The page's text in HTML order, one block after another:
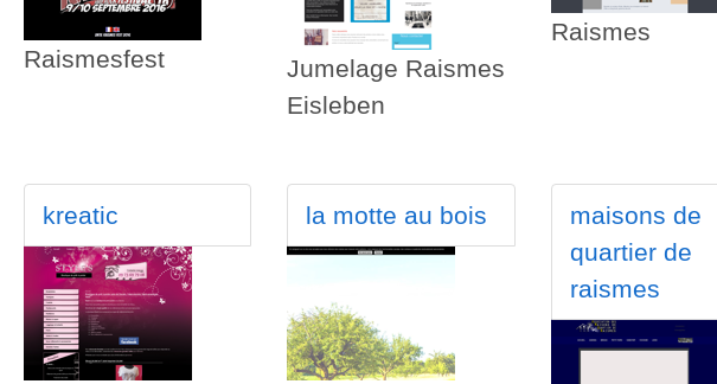
Raismesfest
Jumelage Raismes
Eisleben
Raismes
kreatic la motte au bois
maisons de
quartier de
raismes